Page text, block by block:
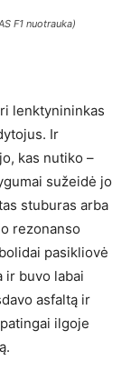
F1 nuotrauka)
lenktynininkas
Ir
kas nutiko –
sužeidė jo
stuburas arba
rezonanso
pasikliovė
ir buvo labai
asfaltą ir
ilgoje